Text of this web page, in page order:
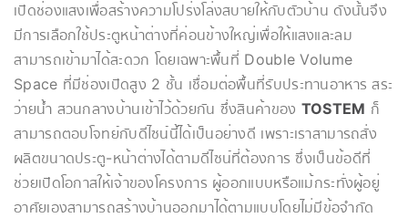
เปิดช่องแสงเพื่อสร้างความโปร่งโล่งสบายให้กับตัวบ้าน ดังนั้นจึง
มีการเลือกใช้ประตูหน้าต่างที่ค่อนข้างใหญ่เพื่อให้แสงและลม
สามารถเข้ามาได้สะดวก โดยเฉพาะพื้นที่ Double Volume
Space ที่มีช่องเปิดสูง 2 ชั้น เชื่อมต่อพื้นที่รับประทานอาหาร สระ
ว่ายน้ำ สวนกลางบ้านเข้าไว้ด้วยกัน ซึ่งสินค้าของ TOSTEM ก็
สามารถตอบโจทย์กับดีไซน์นี้ได้เป็นอย่างดี เพราะเราสามารถสั่ง
ผลิตขนาดประตู-หน้าต่างได้ตามดีไซน์ที่ต้องการ ซึ่งเป็นข้อดีที่
ช่วยเปิดโอกาสให้เจ้าของโครงการ ผู้ออกแบบหรือแม้กระทั่งผู้อยู่
อาศัยเองสามารถสร้างบ้านออกมาได้ตามแบบโดยไม่มีข้อจำกัด